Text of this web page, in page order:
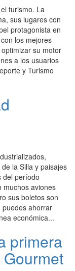
turismo. La
sus lugares con
protagonista en
los mejores
su motor
a los usuarios
y Turismo
la Silla y paisajes
del período
aviones
sus boletos son
puedes ahorrar
económica...
primera